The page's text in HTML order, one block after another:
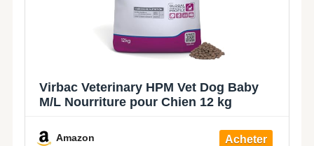
Virbac Veterinary HPM Vet Dog Baby
M/L Nourriture pour Chien 12 kg
Amazon